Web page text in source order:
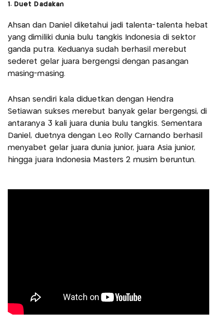
1. Duet Dadakan
Ahsan dan Daniel diketahui jadi talenta-talenta hebat
yang dimiliki dunia bulu tangkis Indonesia di sektor
ganda putra. Keduanya sudah berhasil merebut
sederet gelar juara bergengsi dengan pasangan
masing-masing.
Ahsan sendiri kala diduetkan dengan Hendra
Setiawan sukses merebut banyak gelar bergengsi, di
antaranya 3 kali juara dunia bulu tangkis. Sementara
Daniel, duetnya dengan Leo Rolly Carnando berhasil
menyabet gelar juara dunia junior, juara Asia junior,
hingga juara Indonesia Masters 2 musim beruntun.